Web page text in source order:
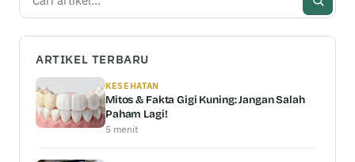
ARTIKEL TERBARU
KESEHATAN
Mitos & Fakta Gigi Kuning: Jangan Salah
Paham Lagi!
5 menit